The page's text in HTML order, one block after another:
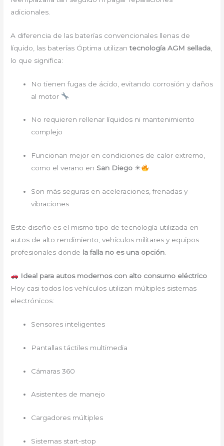
adicionales.
A diferencia de las baterías convencionales llenas de
líquido, las baterías Óptima utilizantecnología AGM sellada
lo que significa:
No tienen fugas de ácido, evitando corrosión y daños
al motor
No requieren rellenar líquidos ni mantenimiento
complejo
Funcionan mejor en condiciones de calor extremo,
como el verano en San Diego ☀
Son más seguras en aceleraciones, frenadas y
vibraciones
Este diseño es el mismo tipo de tecnología utilizada en
autos de alto rendimiento, vehículos militares y equipos
profesionales donde la falla no es una opción
Ideal para autos modernos con alto consumo eléctrico
Hoy casi todos los vehículos utilizan múltiples sistemas
electrónicos:
Sensores inteligentes
Pantallas táctiles multimedia
Cámaras 360
Asistentes de manejo
Cargadores múltiples
Sistemas start-stop